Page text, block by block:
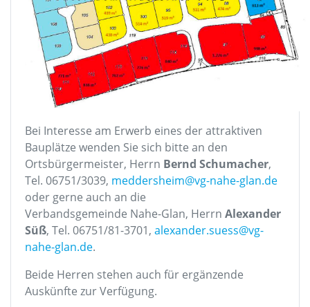
Bei Interesse am Erwerb eines der attraktiven
Bauplätze wenden Sie sich bitte an den
Ortsbürgermeister, Herrn Bernd Schumacher,
Tel. 06751/3039, meddersheim@vg-nahe-glan.de
oder gerne auch an die
Verbandsgemeinde Nahe-Glan, Herrn Alexander
Süß, Tel. 06751/81-3701, alexander.suess@vg-
nahe-glan.de.
Beide Herren stehen auch für ergänzende
Auskünfte zur Verfügung.